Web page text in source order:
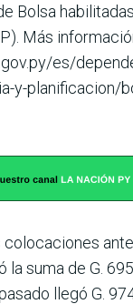
Bolsa
Más
es/
y-pla­nificacion/
colocacio­nes
la suma de G.
llegó G.